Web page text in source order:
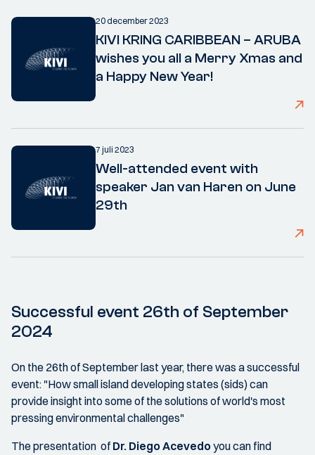
20 december 2023
KIVI KRING CARIBBEAN – ARUBA
wishes you all a Merry Xmas and
a Happy New Year!
7 juli 2023
Well-attended event with
speaker Jan van Haren on June
29th
Successful event 26th of September
2024
On the 26th of September last year, there was a successful
event: "How small island developing states (sids) can
provide insight into some of the solutions of world's most
pressing environmental challenges"
The presentation of Dr. Diego Acevedo you can find